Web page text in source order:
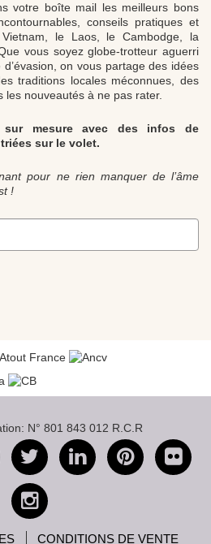
votre boîte mail les meilleurs bons
conseils pratiques et
le Laos, le Cambodge, la
vous soyez globe-trotteur aguerri
on vous partage des idées
traditions locales méconnues, des
les nouveautés à ne pas rater.
sur mesure avec des infos de
sur le volet.
pour ne rien manquer de l’âme
!
N° 801 843 012 R.C.R
CONDITIONS DE VENTE